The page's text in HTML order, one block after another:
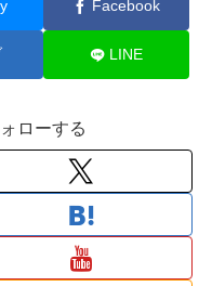
Facebook
LINE
ローする